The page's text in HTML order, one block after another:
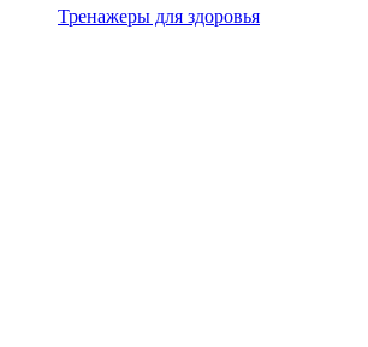
Тренажеры для здоровья